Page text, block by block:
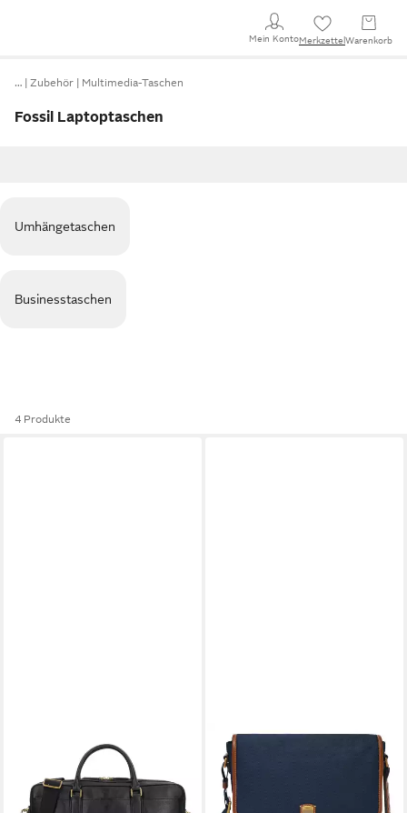
Mein KontoMerkzettel Warenkorb
… Zubehör Multimedia-Taschen
Fossil Laptoptaschen
Umhängetaschen
Businesstaschen
4 Produkte
Aktentasche Asher, Leder
ab 357,57 € UVP449,00 €
-20%
FOSSIL
Umhängetasche Hayes
176,79 €
-29%